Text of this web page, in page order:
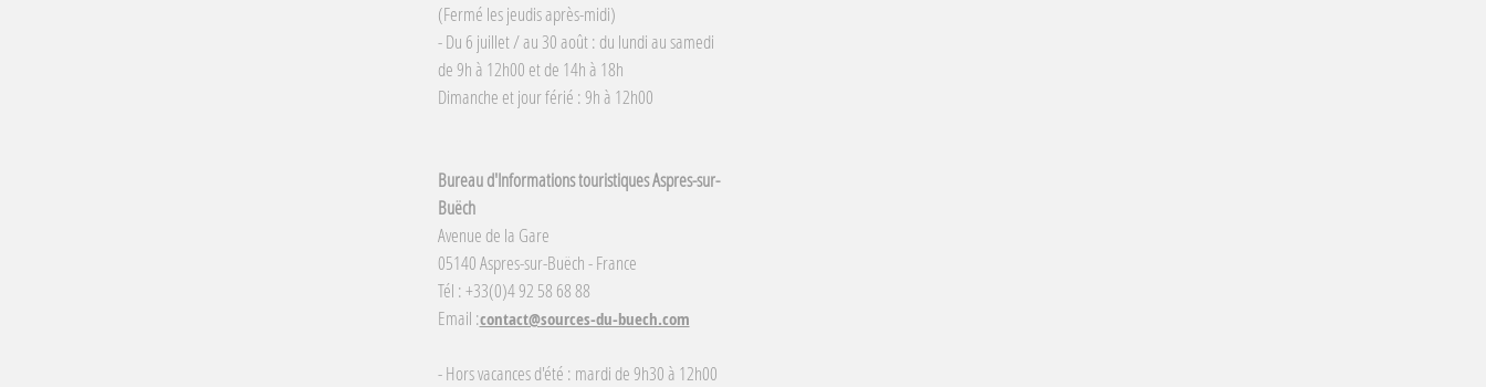
(Fermé les jeudis après-midi)
- Du 6 juillet / au 30 août : du lundi au samedi
de 9h à 12h00 et de 14h à 18h
Dimanche et jour férié : 9h à 12h00
Bureau d'Informations touristiques Aspres-sur-
Buëch
Avenue de la Gare
05140 Aspres-sur-Buëch - France
Tél : +33(0)4 92 58 68 88
Email :contact@sources-du-buech.com
- Hors vacances d'été : mardi de 9h30 à 12h00